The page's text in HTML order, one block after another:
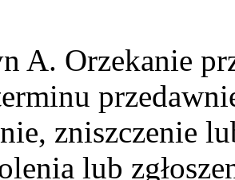
A. Orzekanie
zniszczenie
lub